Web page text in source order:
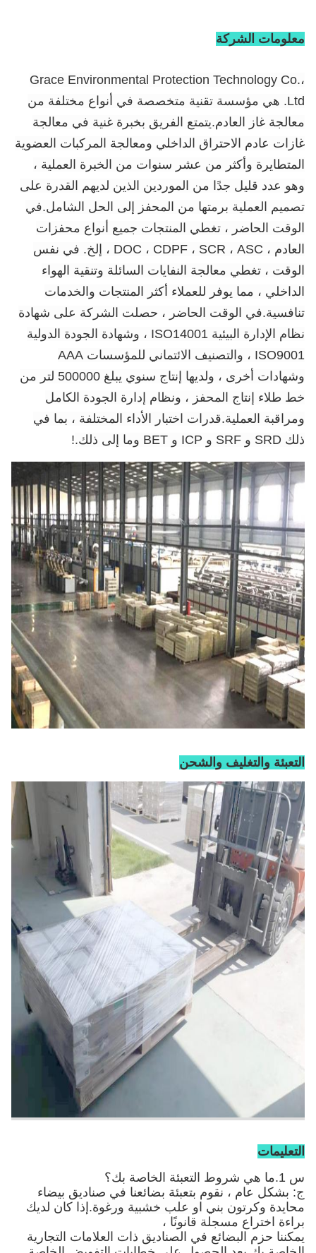
معلومات الشركة
Grace Environmental Protection Technology Co.،
Ltd. هي مؤسسة تقنية متخصصة في أنواع مختلفة من
معالجة غاز العادم.يتمتع الفريق بخبرة غنية في معالجة
غازات عادم الاحتراق الداخلي ومعالجة المركبات العضوية
المتطايرة وأكثر من عشر سنوات من الخبرة العملية ،
وهو عدد قليل جدًا من الموردين الذين لديهم القدرة على
تصميم العملية برمتها من المحفز إلى الحل الشامل.في
الوقت الحاضر ، تغطي المنتجات جميع أنواع محفزات
العادم ، DOC ، CDPF ، SCR ، ASC ، إلخ. في نفس
الوقت ، تغطي معالجة النفايات السائلة وتنقية الهواء
الداخلي ، مما يوفر للعملاء أكثر المنتجات والخدمات
تنافسية.في الوقت الحاضر ، حصلت الشركة على شهادة
نظام الإدارة البيئية ISO14001 ، وشهادة الجودة الدولية
ISO9001 ، والتصنيف الائتماني للمؤسسات AAA
وشهادات أخرى ، ولديها إنتاج سنوي يبلغ 500000 لتر من
خط طلاء إنتاج المحفز ، ونظام إدارة الجودة الكامل
ومراقبة العملية.قدرات اختبار الأداء المختلفة ، بما في
ذلك SRD و SRF و ICP و BET وما إلى ذلك.
!
التعبئة والتغليف والشحن
التعليمات
س 1.ما هي شروط التعبئة الخاصة بك؟
ج: بشكل عام ، نقوم بتعبئة بضائعنا في صناديق بيضاء
محايدة وكرتون بنياو علب خشبية ورغوة.إذا كان لديك
براءة اختراع مسجلة قانونًا ،
يمكننا حزم البضائع في الصناديق ذات العلامات التجارية